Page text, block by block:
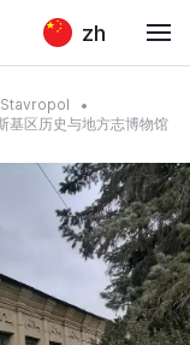
zh
基区历史与地方志博物馆